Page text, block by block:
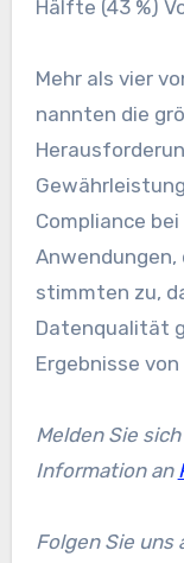
Hälfte (43 %)
Mehr als vier
nannten die
Compliance
Anwendungen,
stimmten zu,
Datenqualität
Ergebnisse
Melden Sie
Information an
Folgen Sie uns